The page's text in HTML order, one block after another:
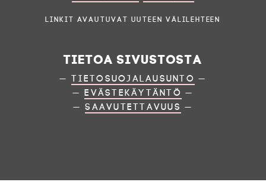
Linkit avautuvat uuteen välilehteen
Tietoa sivustosta
—Tietosuojalausunto —
— Evästekäytäntö —
—Saavutettavuus —